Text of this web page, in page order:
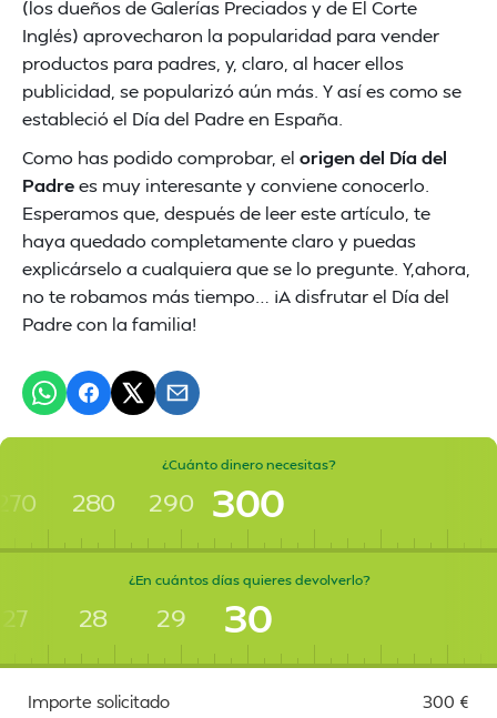
(los dueños de Galerías Preciados y de El Corte
Inglés) aprovecharon la popularidad para vender
productos para padres, y, claro, al hacer ellos
publicidad, se popularizó aún más. Y así es como se
estableció el Día del Padre en España.
Como has podido comprobar, el origen del Día del
Padrees muy interesante y conviene conocerlo.
Esperamos que, después de leer este artículo, te
haya quedado completamente claro y puedas
explicárselo a cualquiera que se lo pregunte. Y,ahora,
no te robamos más tiempo… ¡A disfrutar el Día del
Padre con la familia!
¿Cuánto dinero necesitas?
280 290 300
¿En cuántos días quieres devolverlo?
27 28 29 30
Importe solicitado 300 €